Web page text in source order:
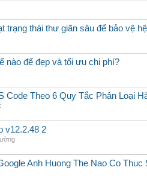
trạng thái thư giãn sâu để bảo vệ
nào để đẹp và tối ưu chi phí?
Code Theo 6 Quy Tắc Phân Loại
v12.2.48 2
Anh Huong The Nao Co Thuc